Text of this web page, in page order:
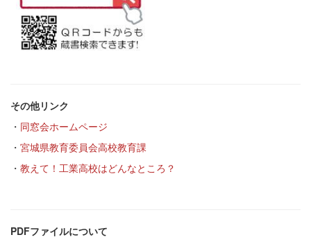
その他リンク
・ 同窓会ホームページ
・ 宮城県教育委員会高校教育課
・ 教えて！工業高校はどんなところ？
PDFファイルについて